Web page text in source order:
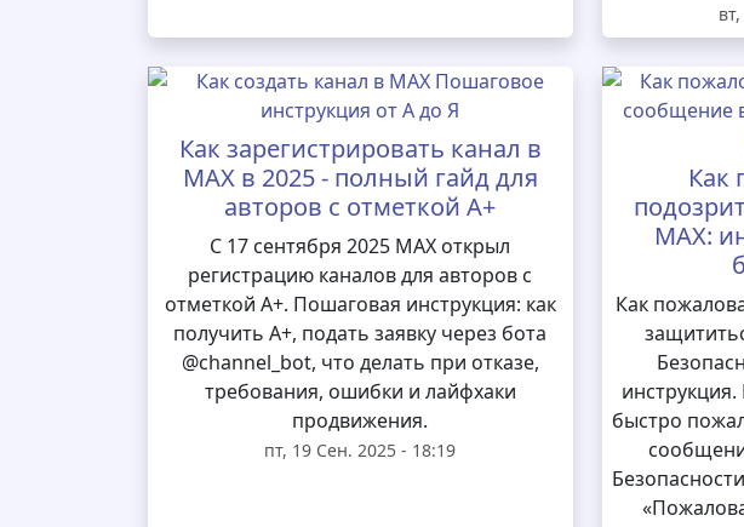
Как зарегистрировать канал в
MAX в 2025 - полный гайд для
авторов с отметкой А+
С 17 сентября 2025 MAX открыл
регистрацию каналов для авторов с
отметкой А+. Пошаговая инструкция: как
получить А+, подать заявку через бота
@channel_bot, что делать при отказе,
требования, ошибки и лайфхаки
продвижения.
пт, 19 Сен. 2025 - 18:19
Как
MAX:
Как
быстро